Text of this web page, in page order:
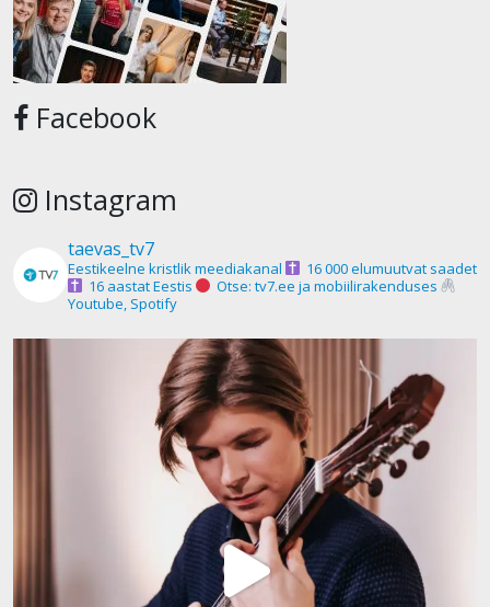
Facebook
Instagram
taevas_tv7
Eestikeelne kristlik meediakanal
16 000 elumuutvat saadet
16 aastat Eestis
Otse: tv7.ee ja mobiilirakenduses
Youtube, Spotify